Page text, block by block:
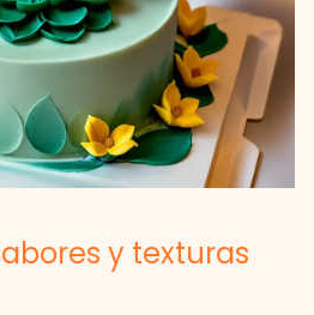
y texturas